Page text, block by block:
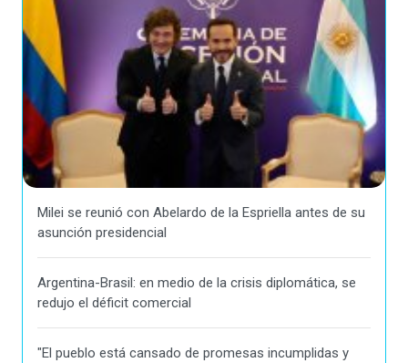
Milei se reunió con Abelardo de la Espriella antes de su
asunción presidencial
Argentina-Brasil: en medio de la crisis diplomática, se
redujo el déficit comercial
"El pueblo está cansado de promesas incumplidas y